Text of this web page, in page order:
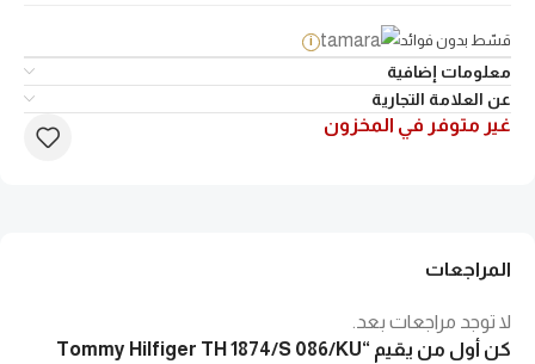
قسّط بدون فوائد i
معلومات إضافية
عن العلامة التجارية
غير متوفر في المخزون
المراجعات
لا توجد مراجعات بعد.
كن أول من يقيم “Tommy Hilfiger TH 1874/S 086/KU